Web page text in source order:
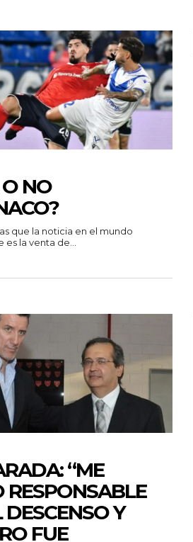
NO
que la noticia en el mundo
la venta de...
“ME
RESPONSABLE
DESCENSO Y
FUE